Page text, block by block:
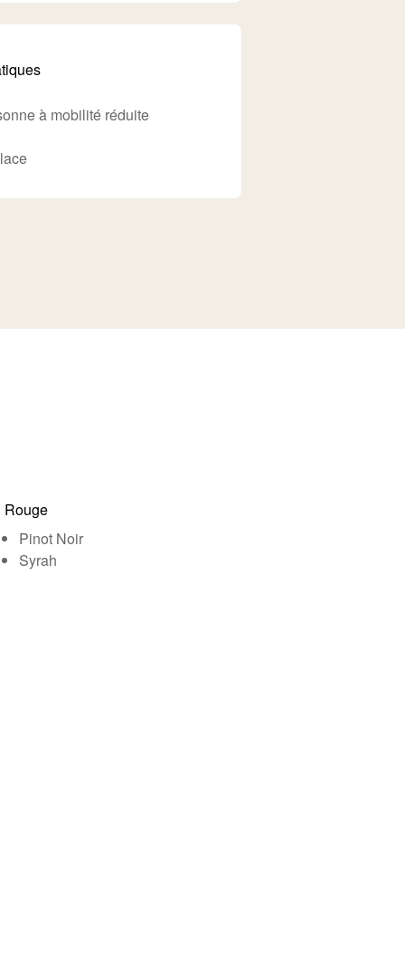
à mobilité réduite
Rouge
Pinot Noir
Syrah